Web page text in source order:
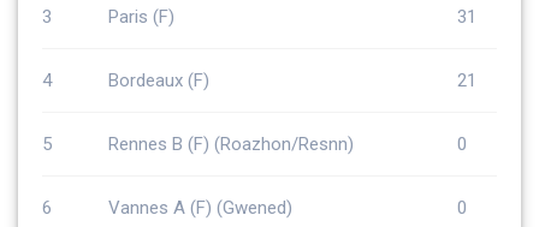
3 Paris (F) 31
4 Bordeaux (F) 21
5 Rennes B (F) (Roazhon/Resnn) 0
6 Vannes A (F) (Gwened) 0